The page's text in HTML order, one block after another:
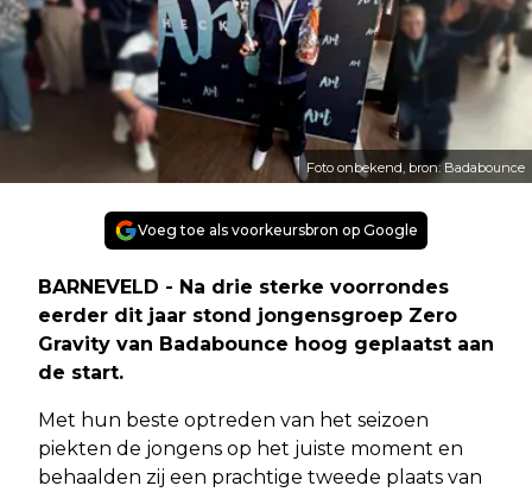
Foto onbekend, bron: Badabounce
Voeg toe als voorkeursbron op Google
BARNEVELD - Na drie sterke voorrondes
eerder dit jaar stond jongensgroep Zero
Gravity van Badabounce hoog geplaatst aan
de start.
Met hun beste optreden van het seizoen
piekten de jongens op het juiste moment en
behaalden zij een prachtige tweede plaats van